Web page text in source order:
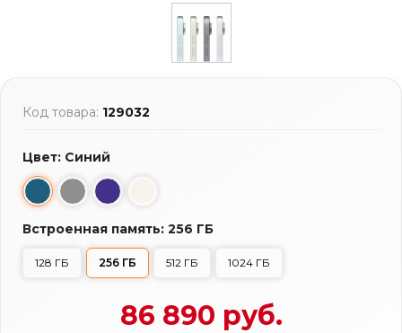
Код товара: 129032
Цвет: Синий
Встроенная память: 256 ГБ
128 ГБ 256 ГБ 512 ГБ 1024 ГБ
86 890 руб.